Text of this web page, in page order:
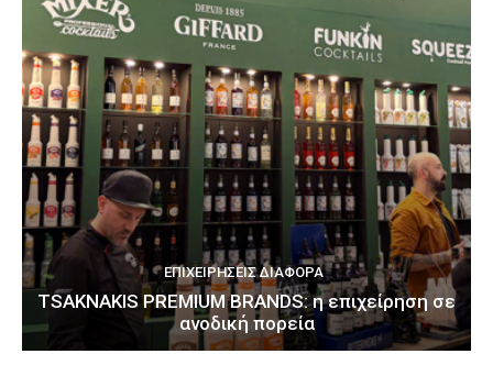
ΕΠΙΧΕΙΡΉΣΕΙΣ ΔΙΆΦΟΡΑ
TSAKNAKIS PREMIUM BRANDS: η επιχείρηση σε
ανοδική πορεία